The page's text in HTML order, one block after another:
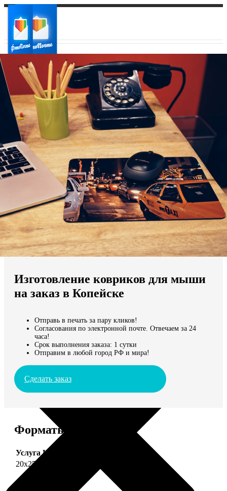
Ваш город:
Ваш регион доставки
Выберите из списка:
Мы доставляем по всему миру
Продолжить без города
Изготовление ковриков для мыши
на заказ в Копейске
Отправь в печать за пару кликов!
Согласования по электронной почте. Отвечаем за 24
часа!
Срок выполнения заказа: 1 сутки
Отправим в любой город РФ и мира!
Сделать заказ
Форматы и цены
Услуга Цена, руб.
20х25